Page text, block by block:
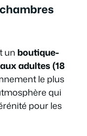
un boutique-
adultes (18
le plus
qui
pour les